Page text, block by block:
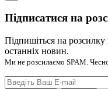
Підписатися на
Підпишіться на
останніх новин.
Ми не розсилаємо SPAM.